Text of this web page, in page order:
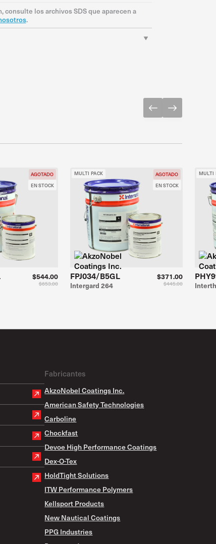
consulte los archivos SDS que aparecen a
.
AGOTADO
EN STOCK
$653.00
$544.00
AGOTADO
EN STOCK
MULTI PACK
FPJ034/B5GL
Intergard 264 $445.00
$371.00
MULTI
Fabricantes
AkzoNobel Coatings Inc.
American Safety Technologies
Carboline
Chockfast
Devoe High Performance Coatings
Dex-O-Tex
HoldTight Solutions
ITW Performance Polymers
Kellsport Products
New Nautical Coatings
PPG Industries